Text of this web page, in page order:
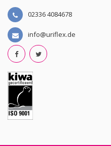
02336 4084678
info@uriflex.de